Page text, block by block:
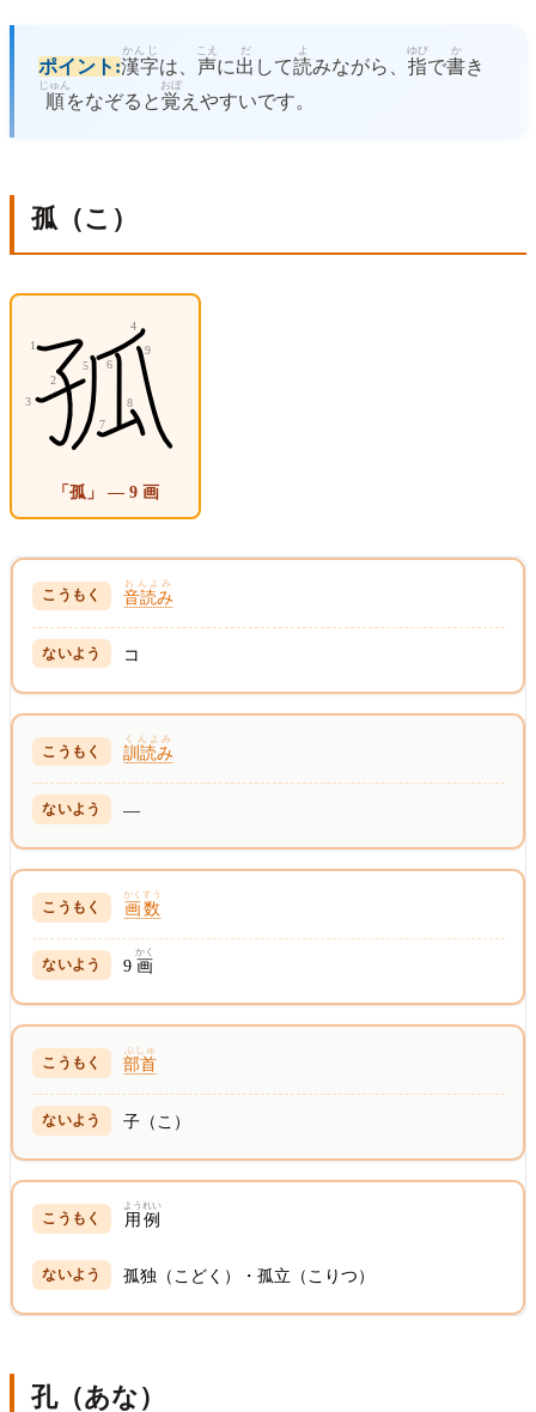
ポイント:漢字
かんじ
は、 声
こえ
に出
だ
して読
よ
みながら、 指
ゆび
で書
か
き
順
じゅん
をなぞると覚
おぼ
えやすいです。
孤（こ）
「孤」 — 9 画
音読み
おんよみ
コ
訓読み
くんよみ
—
画数
かくすう
9 画
かく
部首
ぶしゅ
子（こ）
用例
ようれい
孤独（こどく）・孤立（こりつ）
孔（あな）